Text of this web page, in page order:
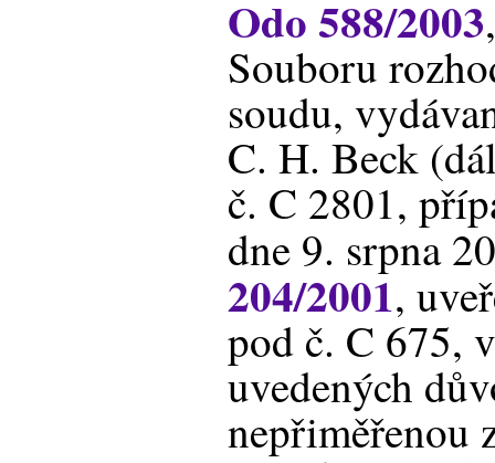
Odo 588/2003
Souboru
soudu,
C. H. Beck
č. C 2801,
dne 9. srpna
204/2001,
pod č. C 675,
uvedených
nepřiměřenou